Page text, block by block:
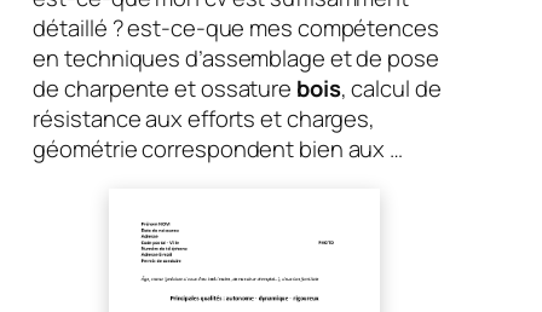
détaillé ? est-ce-que mes compétences
en techniques d’assemblage et de pose
de charpente et ossature bois, calcul de
résistance aux efforts et charges,
géométrie correspondent bien aux …